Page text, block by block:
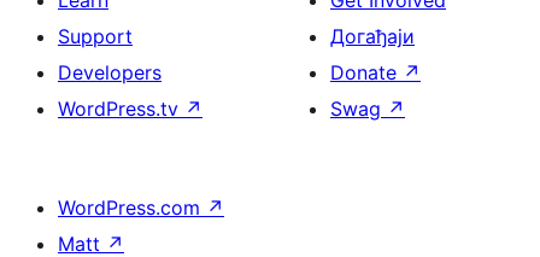
Support
Developers
WordPress.tv ↗
Догађаји
Donate ↗
Swag ↗
WordPress.com ↗
Matt ↗